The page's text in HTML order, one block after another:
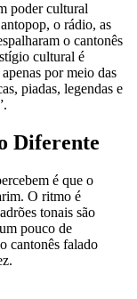
poder cultural
o rádio, as
o cantonês
cultural é
por meio das
piadas, legendas e
Diferente
é que o
O ritmo é
tonais são
pouco de
cantonês falado